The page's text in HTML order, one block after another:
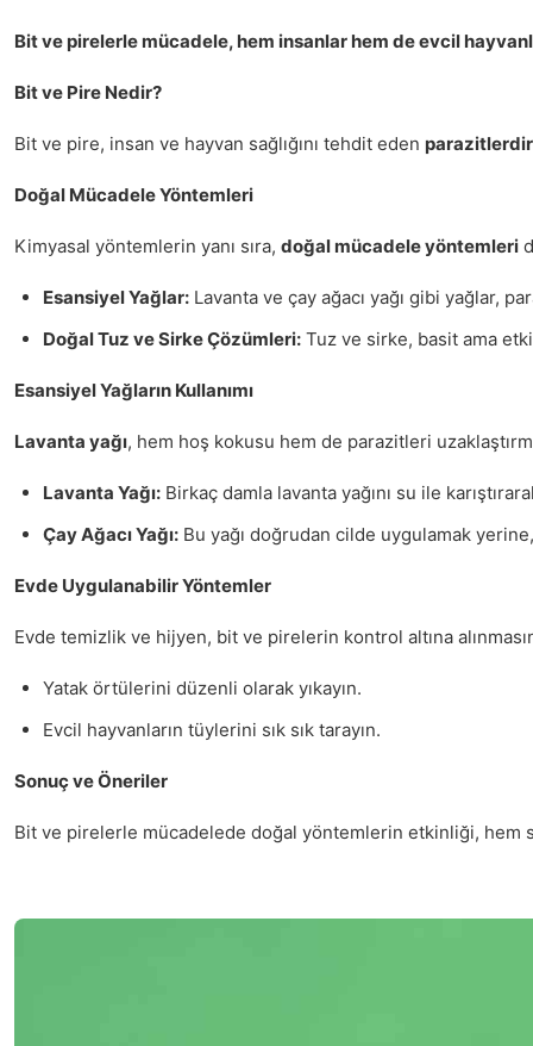
Bit ve pirelerle mücadele, hem insanlar hem de evcil
Bit ve Pire Nedir?
Bit ve pire, insan ve hayvan sağlığını tehdit eden parazitlerdir
Doğal Mücadele Yöntemleri
Kimyasal yöntemlerin yanı sıra, doğal mücadele yöntemleri
Esansiyel Yağlar: Lavanta ve çay ağacı yağı gibi yağlar,
Doğal Tuz ve Sirke Çözümleri: Tuz ve sirke, basit ama
Esansiyel Yağların Kullanımı
Lavanta yağı, hem hoş kokusu hem de parazitleri
Lavanta Yağı: Birkaç damla lavanta yağını su ile
Çay Ağacı Yağı: Bu yağı doğrudan cilde uygulamak
Evde Uygulanabilir Yöntemler
Evde temizlik ve hijyen, bit ve pirelerin kontrol altına
Yatak örtülerini düzenli olarak yıkayın.
Evcil hayvanların tüylerini sık sık tarayın.
Sonuç ve Öneriler
Bit ve pirelerle mücadelede doğal yöntemlerin etkinliği, hem